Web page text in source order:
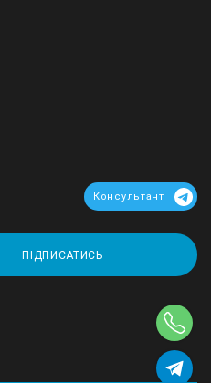
Консультант
ПІДПИСАТИСЬ